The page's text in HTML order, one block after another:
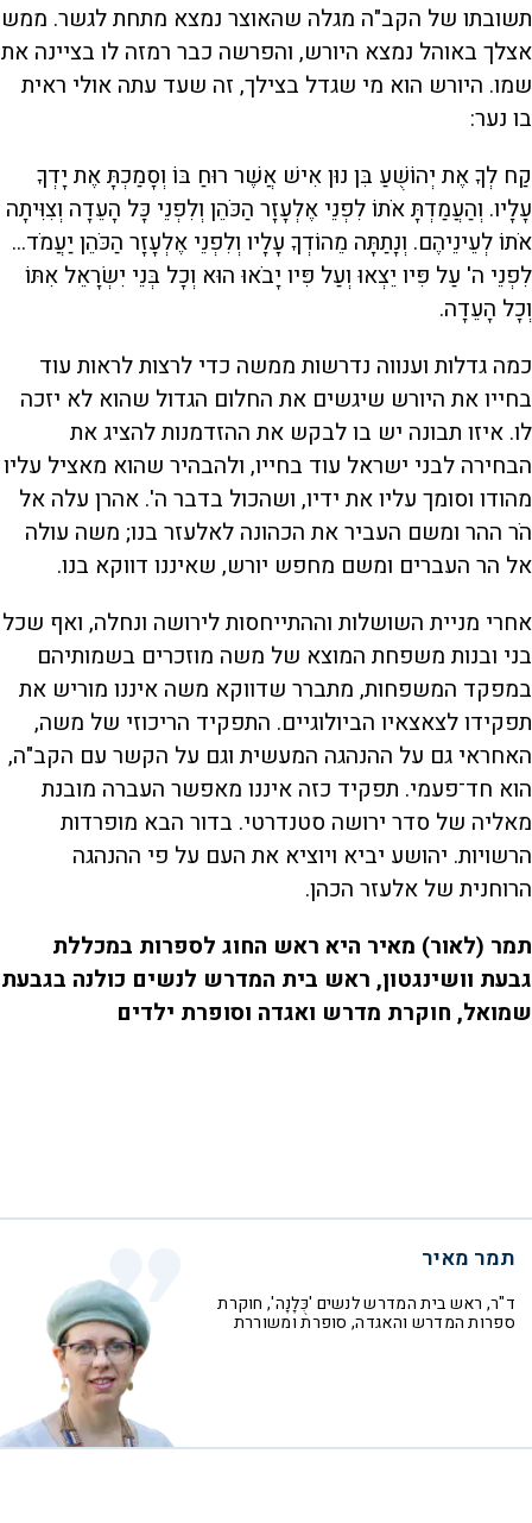
תשובתו של הקב"ה מגלה שהאוצר נמצא מתחת לגשר. ממש
אצלך באוהל נמצא היורש, והפרשה כבר רמזה לו בציינה את
שמו. היורש הוא מי שגדל בצילך, זה שעד עתה אולי ראית
בו נער:
קַח לְךָ אֶת יְהוֹשֻׁעַ בִּן נוּן אִישׁ אֲשֶׁר רוּחַ בּוֹ וְסָמַכְתָּ אֶת יָדְךָ
עָלָיו. וְהַעֲמַדְתָּ אֹתוֹ לִפְנֵי אֶלְעָזָר הַכֹּהֵן וְלִפְנֵי כָּל הָעֵדָה וְצִוִּיתָה
אֹתוֹ לְעֵינֵיהֶם. וְנָתַתָּה מֵהוֹדְךָ עָלָיו וְלִפְנֵי אֶלְעָזָר הַכֹּהֵן יַעֲמֹד...
לִפְנֵי ה' עַל פִּיו יֵצְאוּ וְעַל פִּיו יָבֹאוּ הוּא וְכָל בְּנֵי יִשְׂרָאֵל אִתּוֹ
וְכָל הָעֵדָה.
כמה גדלות וענווה נדרשות ממשה כדי לרצות לראות עוד
בחייו את היורש שיגשים את החלום הגדול שהוא לא יזכה
לו. איזו תבונה יש בו לבקש את ההזדמנות להציג את
הבחירה לבני ישראל עוד בחייו, ולהבהיר שהוא מאציל עליו
מהודו וסומך עליו את ידיו, ושהכול בדבר ה'. אהרן עלה אל
הֹר ההר ומשם העביר את הכהונה לאלעזר בנו; משה עולה
אל הר העברים ומשם מחפש יורש, שאיננו דווקא בנו.
אחרי מניית השושלות וההתייחסות לירושה ונחלה, ואף שכל
בני ובנות משפחת המוצא של משה מוזכרים בשמותיהם
במפקד המשפחות, מתברר שדווקא משה איננו מוריש את
תפקידו לצאצאיו הביולוגיים. התפקיד הריכוזי של משה,
האחראי גם על ההנהגה המעשית וגם על הקשר עם הקב"ה,
הוא חד־פעמי. תפקיד כזה איננו מאפשר העברה מובנת
מאליה של סדר ירושה סטנדרטי. בדור הבא מופרדות
הרשויות. יהושע יביא ויוציא את העם על פי ההנהגה
הרוחנית של אלעזר הכהן.
תמר (לאור) מאיר היא ראש החוג לספרות במכללת
גבעת וושינגטון, ראש בית המדרש לנשים כולנה בגבעת
שמואל, חוקרת מדרש ואגדה וסופרת ילדים
תמר מאיר
ד"ר, ראש בית המדרש לנשים 'כֻּלָנָה', חוקרת
ספרות המדרש והאגדה, סופרת ומשוררת